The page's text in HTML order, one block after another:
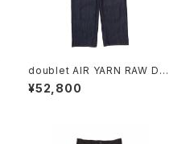
doublet AIR YARN RAW DE
NIM PANTS
¥52,800